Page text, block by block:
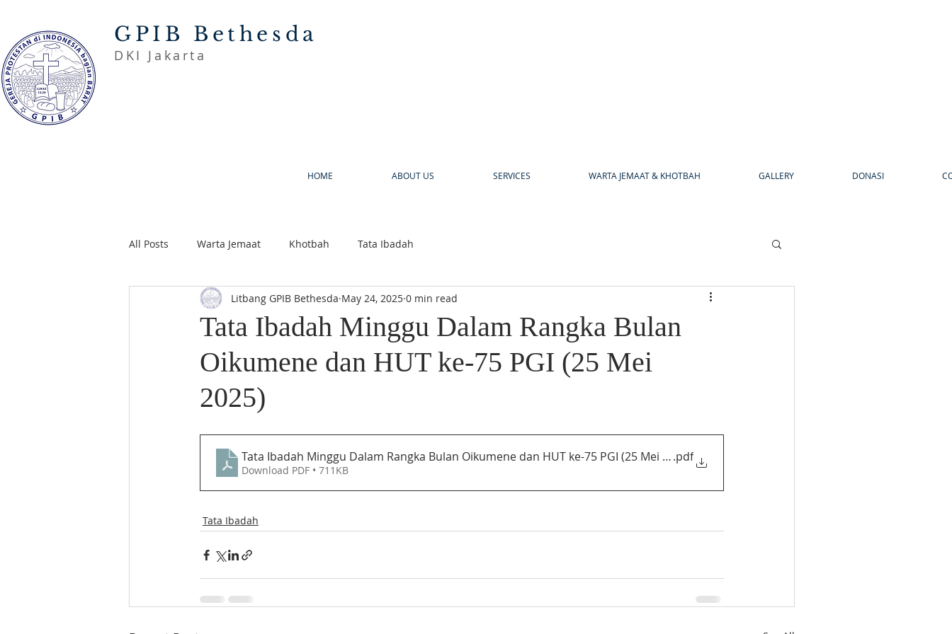
GPIB Bethesda
DKI Jakarta
HOME ABOUT US SERVICES WARTA JEMAAT & KHOTBAH GALLERY DONASI
All Posts Warta Jemaat Khotbah Tata Ibadah
Tata Ibadah Minggu Dalam Rangka Bulan
Oikumene dan HUT ke-75 PGI (25 Mei
2025)
Litbang GPIB Bethesda May 24, 2025 0 min read
Tata Ibadah Minggu Dalam Rangka Bulan Oikumene dan HUT ke-75 PGI (25 Mei 2025)
.pdf
Download PDF • 711KB
Tata Ibadah